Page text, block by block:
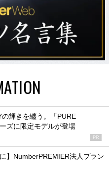
の輝きを纏う。「PURE
ズに限定モデルが登場
PR
】NumberPREMIER法人プラン